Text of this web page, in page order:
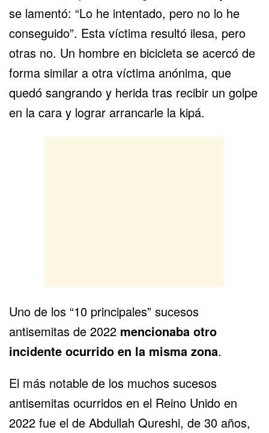
se lamentó: “Lo he intentado, pero no lo he
conseguido”. Esta víctima resultó ilesa, pero
otras no. Un hombre en bicicleta se acercó de
forma similar a otra víctima anónima, que
quedó sangrando y herida tras recibir un golpe
en la cara y lograr arrancarle la kipá.
Uno de los “10 principales” sucesos
antisemitas de 2022 mencionaba otro
incidente ocurrido en la misma zona.
El más notable de los muchos sucesos
antisemitas ocurridos en el Reino Unido en
2022 fue el de Abdullah Qureshi, de 30 años,